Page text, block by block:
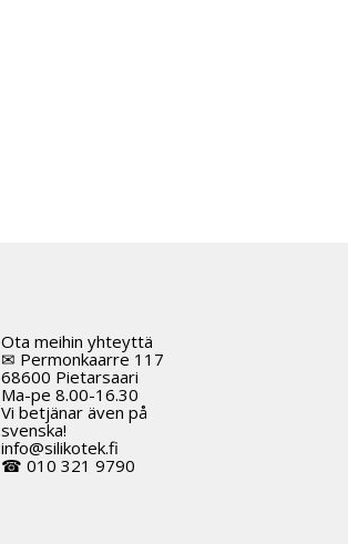
Ota meihin yhteyttä
✉ Permonkaarre 117
68600 Pietarsaari
Ma-pe 8.00-16.30
Vi betjänar även på
svenska!
info@silikotek.fi
☎ 010 321 9790